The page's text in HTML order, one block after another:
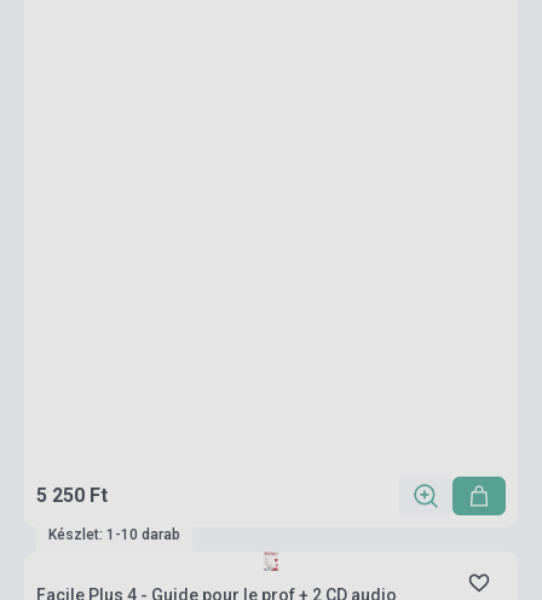
5 250 Ft
Készlet: 1-10 darab
Facile Plus 4 - Guide pour le prof + 2 CD audio